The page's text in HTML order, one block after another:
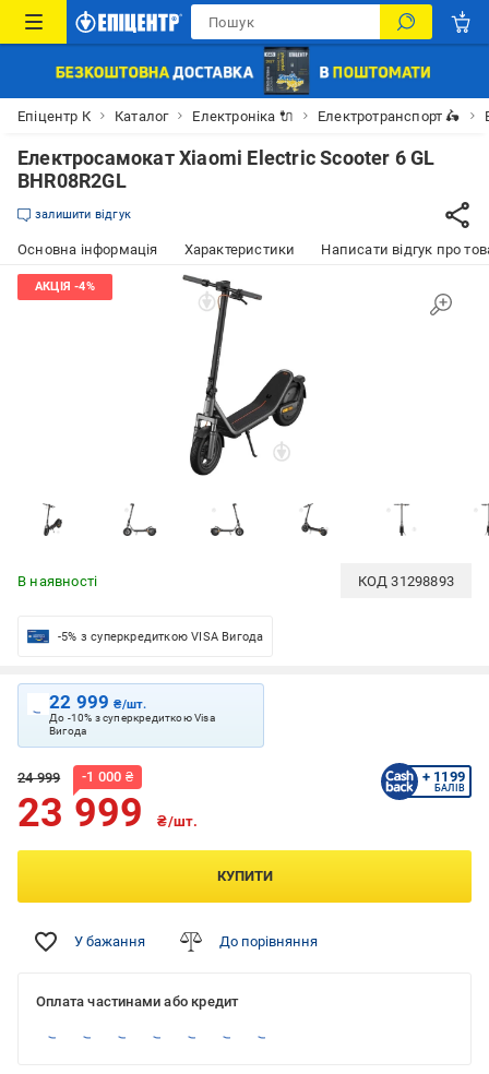
Епіцентр К Каталог Електроніка 🔌 Електротранспорт 🛵
Електросамокат Xiaomi Electric Scooter 6 GL
BHR08R2GL
залишити відгук
Основна інформація Характеристики Написати відгук про
В наявності КОД31298893
-5% з суперкредиткою VISA Вигода
22 999₴/шт.
До -10% з суперкредиткою Visa
Вигода
24 999 -1 000 ₴
23 999 ₴/шт.
+ 1199
БАЛІВ
КУПИТИ
У бажання До порівняння
Оплата частинами або кредит